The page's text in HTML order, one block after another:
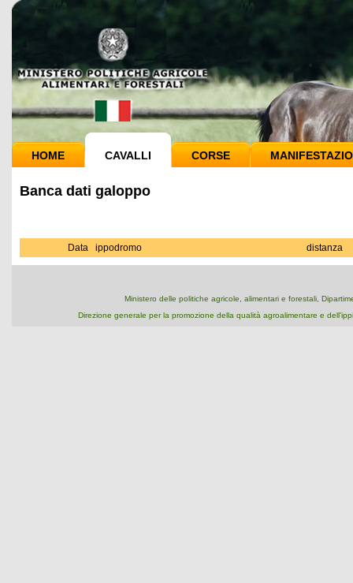
HOME CAVALLI CORSE
Banca dati galoppo
Data ippodromo distanza
Ministero delle politiche agricole, alimentari e forestali,
Direzione generale per la promozione della qualità agroalimentare e